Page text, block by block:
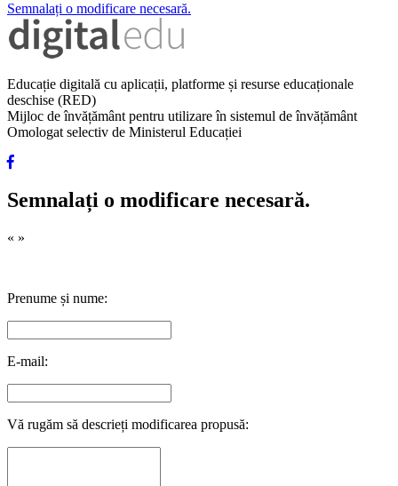
Semnalați o modificare necesară.
Educație digitală cu aplicații, platforme și resurse educaționale
deschise (RED)
Mijloc de învățământ pentru utilizare în sistemul de învățământ
Omologat selectiv de Ministerul Educației
Semnalați o modificare necesară.
« »
Prenume și nume:
E-mail:
Vă rugăm să descrieți modificarea propusă: